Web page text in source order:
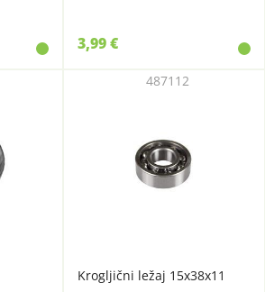
3,99 €
Krogljični ležaj 15x38x11
487112